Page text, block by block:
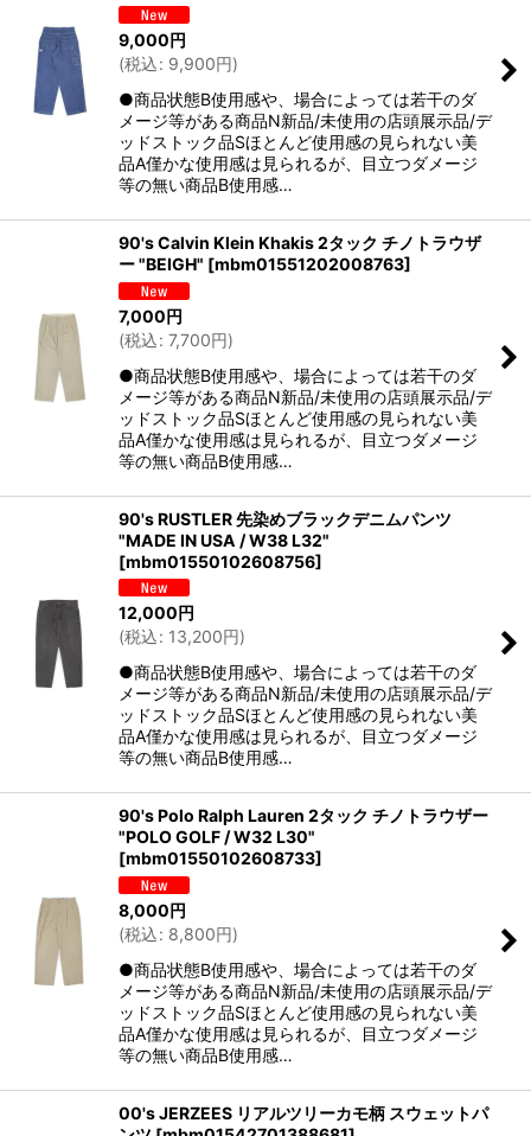
9,000円
(税込: 9,900円)
●商品状態B使用感や、場合によっては若干のダ
メージ等がある商品N新品/未使用の店頭展示品/デ
ッドストック品Sほとんど使用感の見られない美
品A僅かな使用感は見られるが、目立つダメージ
等の無い商品B使用感…
90's Calvin Klein Khakis 2タック チノトラウザ
ー "BEIGH" [mbm01551202008763]
7,000円
(税込: 7,700円)
●商品状態B使用感や、場合によっては若干のダ
メージ等がある商品N新品/未使用の店頭展示品/デ
ッドストック品Sほとんど使用感の見られない美
品A僅かな使用感は見られるが、目立つダメージ
等の無い商品B使用感…
90's RUSTLER 先染めブラックデニムパンツ
"MADE IN USA / W38 L32"
[mbm01550102608756]
12,000円
(税込: 13,200円)
●商品状態B使用感や、場合によっては若干のダ
メージ等がある商品N新品/未使用の店頭展示品/デ
ッドストック品Sほとんど使用感の見られない美
品A僅かな使用感は見られるが、目立つダメージ
等の無い商品B使用感…
90's Polo Ralph Lauren 2タック チノトラウザー
"POLO GOLF / W32 L30"
[mbm01550102608733]
8,000円
(税込: 8,800円)
●商品状態B使用感や、場合によっては若干のダ
メージ等がある商品N新品/未使用の店頭展示品/デ
ッドストック品Sほとんど使用感の見られない美
品A僅かな使用感は見られるが、目立つダメージ
等の無い商品B使用感…
00's JERZEES リアルツリーカモ柄 スウェットパ